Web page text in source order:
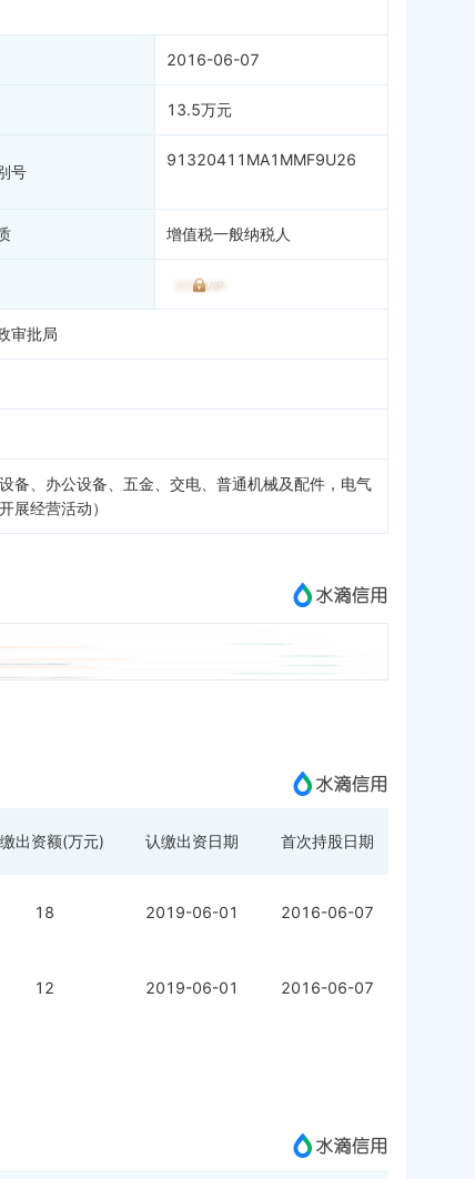
2016-06-07
13.5万元
号
91320411MA1MMF9U26
增值税一般纳税人
审批局
备、办公设备、五金、交电、普通机械及配件，电气
展经营活动）
出资额(万元) 认缴出资日期 首次持股日期
18 2019-06-01 2016-06-07
12 2019-06-01 2016-06-07